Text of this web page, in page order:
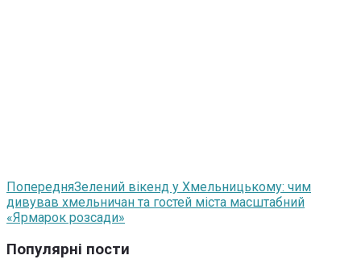
ПопередняЗелений вікенд у Хмельницькому: чим
дивував хмельничан та гостей міста масштабний
«Ярмарок розсади»
Популярні пости